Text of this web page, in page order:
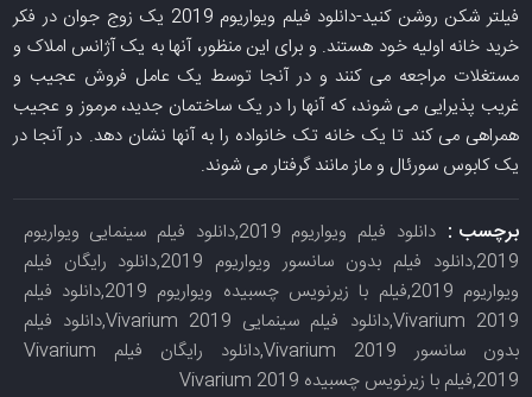
فیلتر شکن روشن کنید-دانلود فیلم ویواریوم 2019 یک زوج جوان در فکر
خرید خانه اولیه خود هستند. و برای این منظور، آنها به یک آژانس املاک و
مستغلات مراجعه می کنند و در آنجا توسط یک عامل فروش عجیب و
غریب پذیرایی می شوند، که آنها را در یک ساختمان جدید، مرموز و عجیب
همراهی می کند تا یک خانه تک خانواده را به آنها نشان دهد. در آنجا در
یک کابوس سورئال و ماز مانند گرفتار می شوند.
برچسب :
دانلود فیلم ویواریوم 2019,دانلود فیلم سینمایی ویواریوم
2019,دانلود فیلم بدون سانسور ویواریوم 2019,دانلود رایگان فیلم
ویواریوم 2019,فیلم با زیرنویس چسبیده ویواریوم 2019,دانلود فیلم
Vivarium 2019,دانلود فیلم سینمایی Vivarium 2019,دانلود فیلم
بدون سانسور Vivarium 2019,دانلود رایگان فیلم Vivarium
2019,فیلم با زیرنویس چسبیده Vivarium 2019